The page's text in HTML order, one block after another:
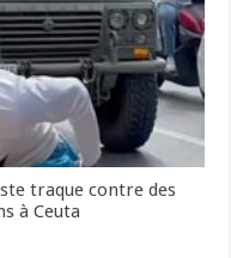
traque contre des
à Ceuta